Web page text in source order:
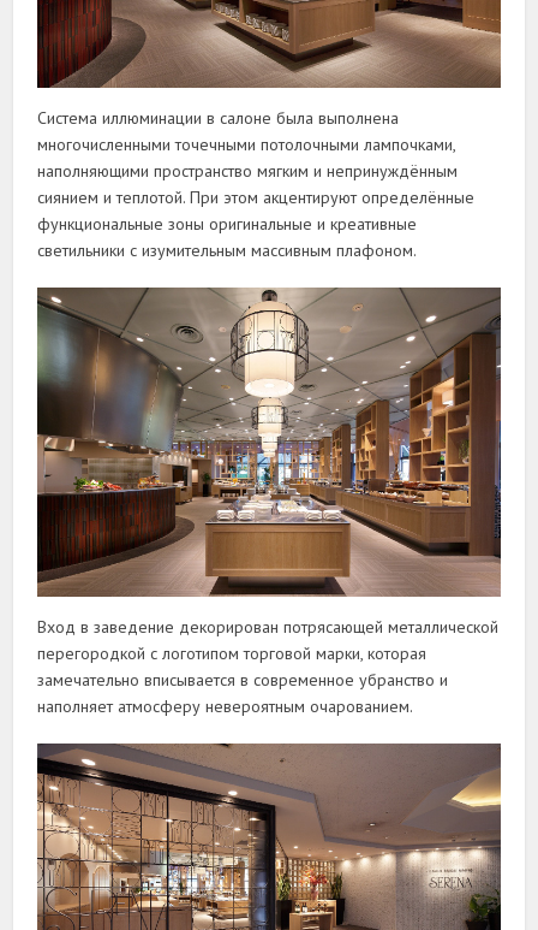
Система иллюминации в салоне была выполнена
многочисленными точечными потолочными лампочками,
наполняющими пространство мягким и непринуждённым
сиянием и теплотой. При этом акцентируют определённые
функциональные зоны оригинальные и креативные
светильники с изумительным массивным плафоном.
Вход в заведение декорирован потрясающей металлической
перегородкой с логотипом торговой марки, которая
замечательно вписывается в современное убранство и
наполняет атмосферу невероятным очарованием.